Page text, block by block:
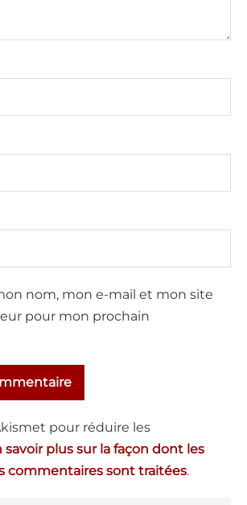
nom, mon e-mail et mon site
pour mon prochain
pour réduire les
savoir plus sur la façon dont les
commentaires sont traitées.